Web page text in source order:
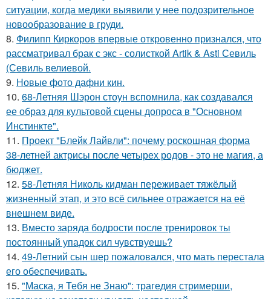
ситуации, когда медики выявили у нее подозрительное
новообразование в груди.
8. Филипп Киркоров впервые откровенно признался, что
рассматривал брак с экс - солисткой Artik & Asti Севиль
(Севиль велиевой.
9. Новые фото дафни кин.
10. 68-Летняя Шэрон стоун вспомнила, как создавался
ее образ для культовой сцены допроса в "Основном
Инстинкте".
11. Проект "Блейк Лайвли": почему роскошная форма
38-летней актрисы после четырех родов - это не магия, а
бюджет.
12. 58-Летняя Николь кидман переживает тяжёлый
жизненный этап, и это всё сильнее отражается на её
внешнем виде.
13. Вместо заряда бодрости после тренировок ты
постоянный упадок сил чувствуешь?
14. 49-Летний сын шер пожаловался, что мать перестала
его обеспечивать.
15. "Маска, я Тебя не Знаю": трагедия стримерши,